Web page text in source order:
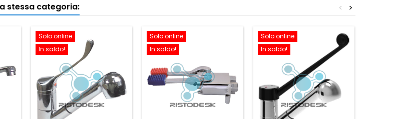
stessa categoria: >
<
Solo online
In saldo!
Solo online
In saldo!
Solo online
In saldo!